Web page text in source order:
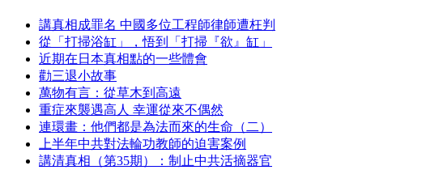
講真相成罪名 中國多位工程師律師遭枉判
從「打掃浴缸」，悟到「打掃『欲』缸」
近期在日本真相點的一些體會
勸三退小故事
萬物有言：從草木到高遠
重症來襲遇高人 幸運從來不偶然
連環畫：他們都是為法而來的生命（二）
上半年中共對法輪功教師的迫害案例
講清真相（第35期）：制止中共活摘器官